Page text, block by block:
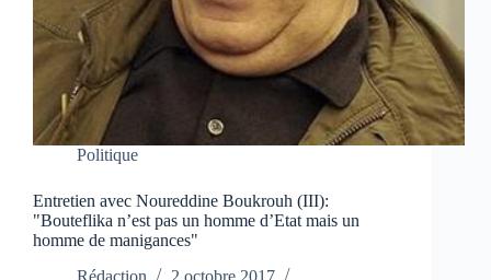
Politique
Entretien avec Noureddine Boukrouh (III):
"Bouteflika n’est pas un homme d’Etat mais un
homme de manigances"
Rédaction
2 octobre 2017